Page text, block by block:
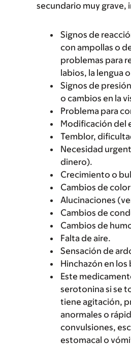
secundario muy grave,
Signos de
con ampollas o
problemas para
labios, la lengua
Signos de
o cambios en la
Problema para
Modificación del
Temblor,
Necesidad
dinero).
Crecimiento o
Cambios de
Alucinaciones
Cambios de
Cambios de
Falta de aire.
Sensación de
Hinchazón en los
Este
serotonina si se
tiene agitación,
anormales o
convulsiones,
estomacal o